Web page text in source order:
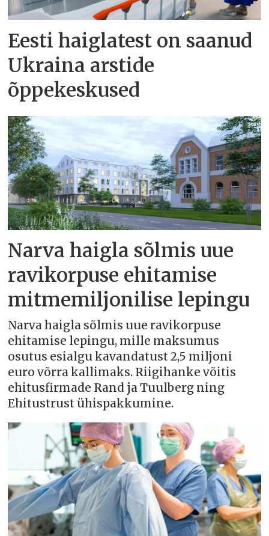
Eesti haiglatest on saanud
Ukraina arstide
õppekeskused
Narva haigla sõlmis uue
ravikorpuse ehitamise
mitmemiljonilise lepingu
Narva haigla sõlmis uue ravikorpuse
ehitamise lepingu, mille maksumus
osutus esialgu kavandatust 2,5 miljoni
euro võrra kallimaks. Riigihanke võitis
ehitusfirmade Rand ja Tuulberg ning
Ehitustrust ühispakkumine.